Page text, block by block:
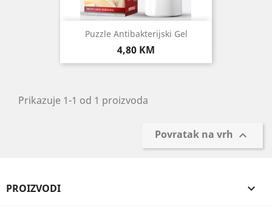
Puzzle Antibakterijski Gel
Cijena
4,80 KM
Prikazuje 1-1 od 1 proizvoda
Povratak na vrh 
PROIZVODI 